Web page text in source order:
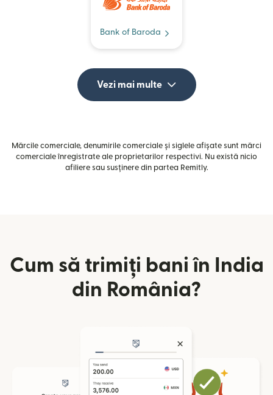
Bank of Baroda
Vezi mai multe
Mărcile comerciale, denumirile comerciale și siglele afișate sunt mărci
comerciale înregistrate ale proprietarilor respectivi. Nu există nicio
afiliere sau susținere din partea Remitly.
Cum să trimiți bani în India
din România?